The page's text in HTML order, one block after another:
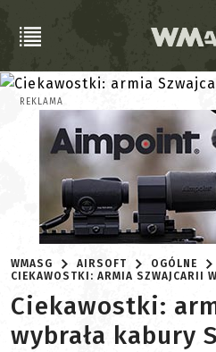
REKLAMA
WMASG AIRSOFT
OGÓLNE
CIEKAWOSTKI: ARMIA SZWAJCARII
Ciekawostki:
wybrała kabury